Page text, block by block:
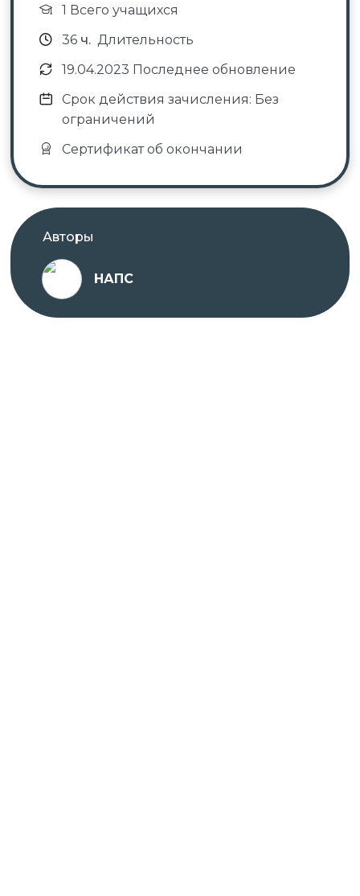
1 Всего учащихся
36ч. Длительность
19.04.2023 Последнее обновление
Срок действия зачисления: Без
ограничений
Сертификат об окончании
Авторы
НАПС